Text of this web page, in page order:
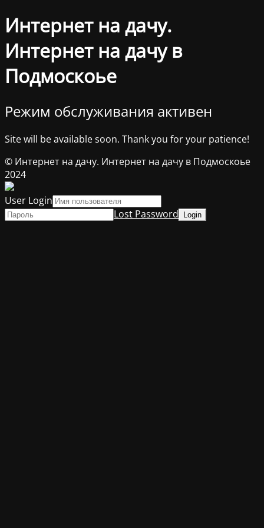
Интернет на дачу.
Интернет на дачу в
Подмоскоье
Режим обслуживания активен
Site will be available soon. Thank you for your patience!
© Интернет на дачу. Интернет на дачу в Подмоскоье
2024
User Login
Lost Password